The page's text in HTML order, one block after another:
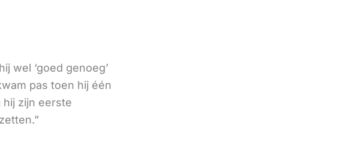
wel ‘goed genoeg’
pas toen hij één
zijn eerste